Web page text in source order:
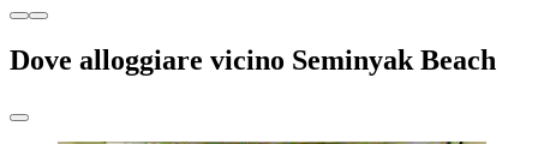
Dove alloggiare vicino Seminyak Beach